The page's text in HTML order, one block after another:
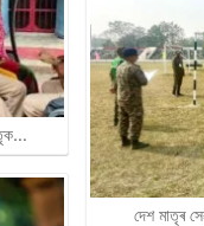
দেশ মাতৃৰ